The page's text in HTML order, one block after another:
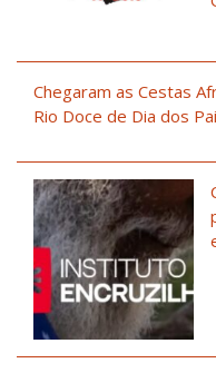
Chegaram as Cestas
Rio Doce de Dia dos